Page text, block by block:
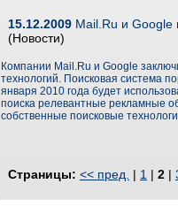
15.12.2009 Mail.Ru и Google
(Новости)
Компании Mail.Ru и Google
технологий. Поисковая система
января 2010 года будет
поиска релевантные рекламные
собственные поисковые
Страницы: << пред. | 1 | 2 |